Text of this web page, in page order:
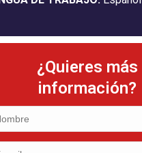
¿Quieres más
información?